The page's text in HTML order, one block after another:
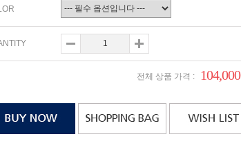
전체 상품 가격 : 104,000